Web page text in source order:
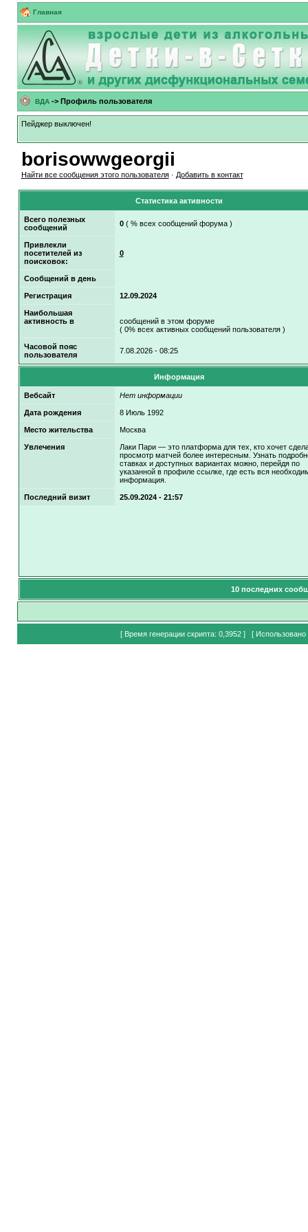
Главная
ВДА-> Профиль пользователя
Пейджер выключен!
borisowwgeorgii
Найти все сообщения этого пользователя· Добавить в контакт
Статистика активности
Всего полезных
сообщений
0( % всех сообщений форума )
Привлекли
посетителей из
поисковок:
0
Сообщений в день
Регистрация 12.09.2024
Наибольшая
активность в
сообщений в этом форуме
( 0% всех активных сообщений пользователя )
Часовой пояс
пользователя
7.08.2026 - 08:25
Информация
Вебсайт Нет информации
Дата рождения 8 Июль 1992
Место жительства Москва
Увлечения
Лаки Пари — это платформа для тех, кто хочет
просмотр матчей более интересным. Узнать
ставках и доступных вариантах можно, перейдя по
указанной в профиле ссылке, где есть вся
информация.
Последний визит 25.09.2024 - 21:57
10 последних
[ Время генерации скрипта: 0,3952 ] [